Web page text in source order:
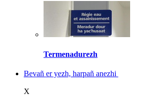
Termenadurezh
Bevañ er yezh, harpañ anezhi
X